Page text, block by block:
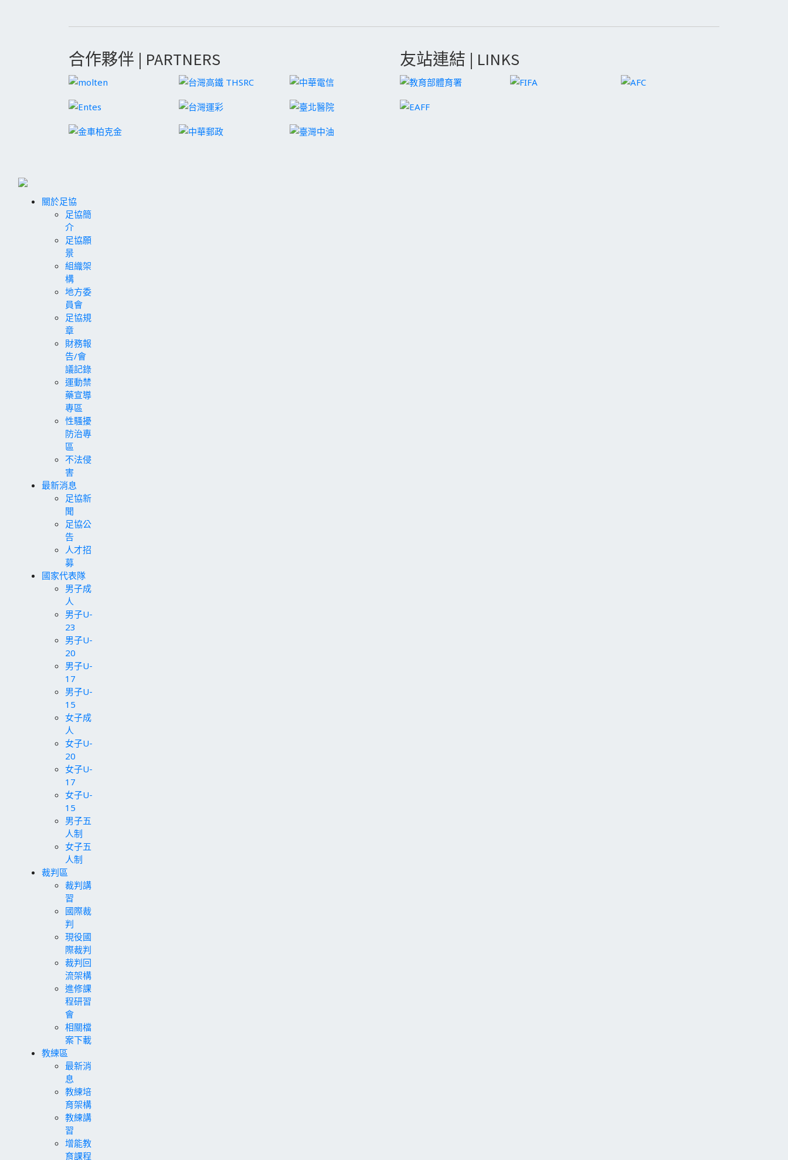
合作夥伴 | PARTNERS 友站連結 | LINKS
關於足協
足協簡
介
足協願
景
組織架
構
地方委
員會
足協規
章
財務報
告/會
議記錄
運動禁
藥宣導
專區
性騷擾
防治專
區
不法侵
害
最新消息
足協新
聞
足協公
告
人才招
募
國家代表隊
男子成
人
男子U-
23
男子U-
20
男子U-
17
男子U-
15
女子成
人
女子U-
20
女子U-
17
女子U-
15
男子五
人制
女子五
人制
裁判區
裁判講
習
國際裁
判
現役國
際裁判
裁判回
流架構
進修課
程研習
會
相關檔
案下載
教練區
最新消
息
教練培
育架構
教練講
習
增能教
育課程